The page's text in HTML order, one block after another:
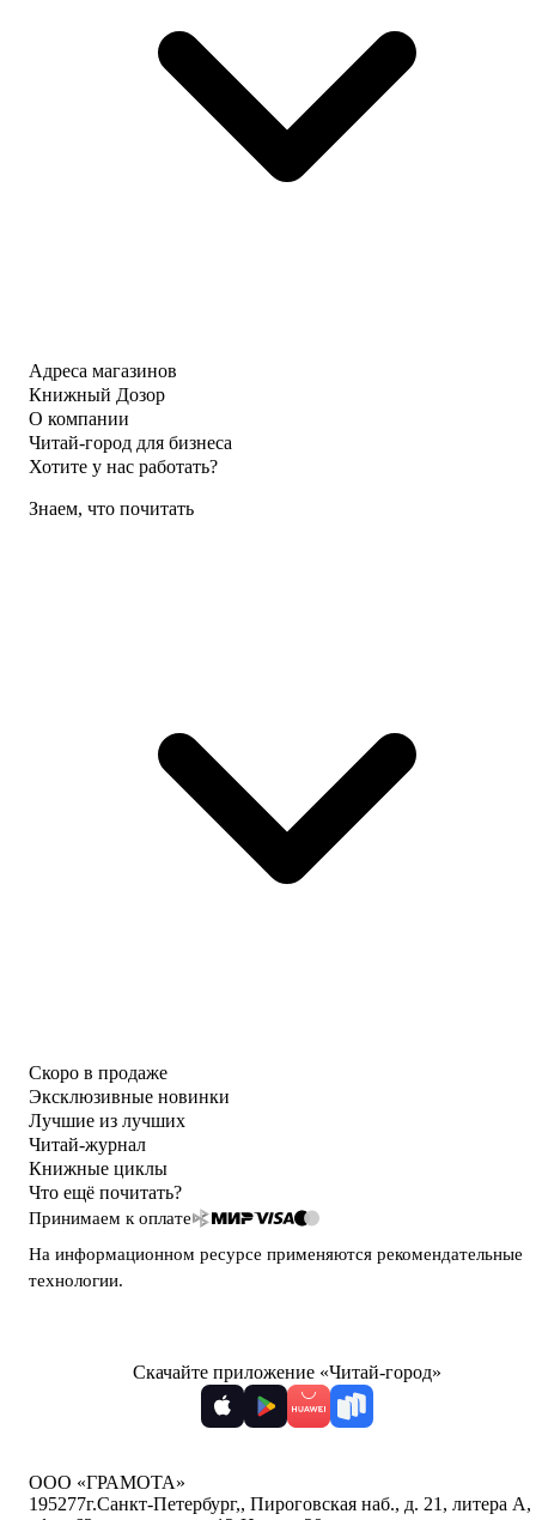
Адреса магазинов
Книжный Дозор
О компании
Читай-город для бизнеса
Хотите у нас работать?
Знаем, что почитать
Скоро в продаже
Эксклюзивные новинки
Лучшие из лучших
Читай-журнал
Книжные циклы
Что ещё почитать?
Принимаем к оплате
На информационном ресурсе применяются рекомендательные
технологии.
Скачайте приложение «Читай-город»
ООО «ГРАМОТА»
195277г.Санкт-Петербург,, Пироговская наб., д. 21, литера А,